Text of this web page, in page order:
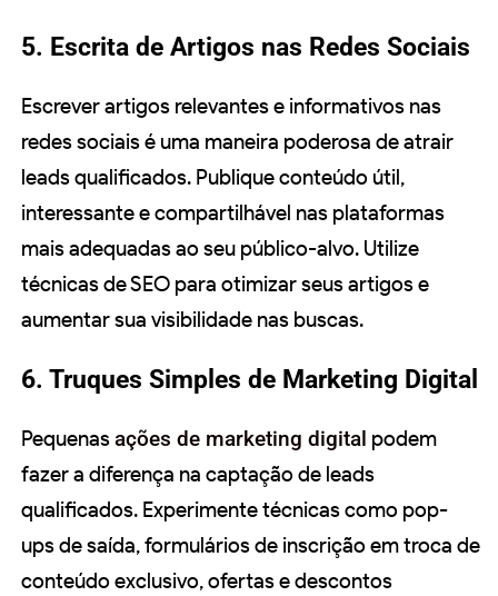
5. Escrita de Artigos nas Redes Sociais
Escrever artigos relevantes e informativos nas
redes sociais é uma maneira poderosa de atrair
leads qualificados. Publique conteúdo útil,
interessante e compartilhável nas plataformas
mais adequadas ao seu público-alvo. Utilize
técnicas de SEO para otimizar seus artigos e
aumentar sua visibilidade nas buscas.
6. Truques Simples de Marketing Digital
Pequenasações de marketing digital podem
fazer a diferença na captação de leads
qualificados. Experimente técnicas como pop-
ups de saída, formulários de inscrição em troca de
conteúdo exclusivo, ofertas e descontos